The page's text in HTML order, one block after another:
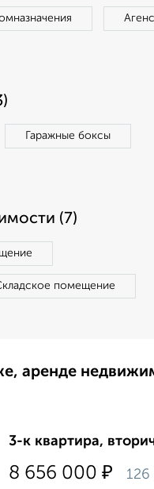
Гаражные боксы
(7)
помещение
аренде
3-к квартира,
8 656 000 ₽ 126